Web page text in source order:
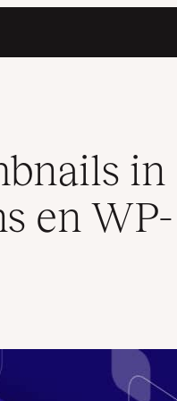
in
en WP-